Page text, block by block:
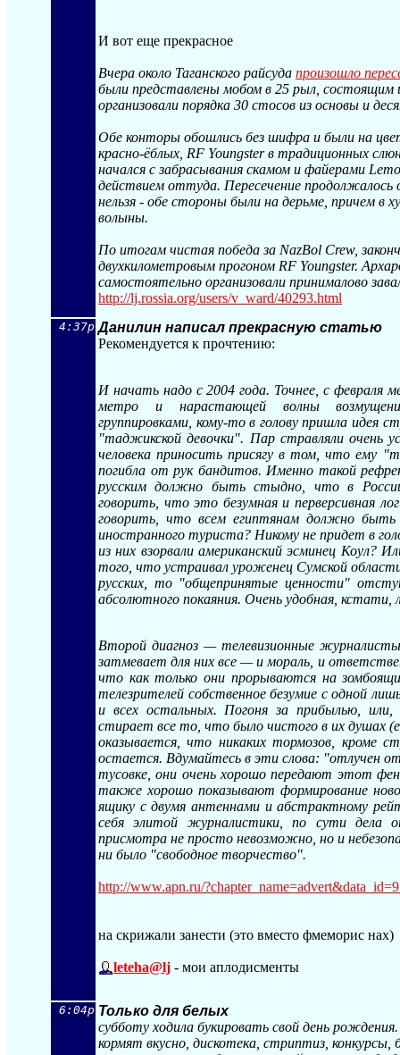
И вот еще прекрасное
Вчера около Таганского райсуда произошло
были представлены мобом в 25 рыл, состоящим
организовали порядка 30 стосов из основы и
Обе конторы обошлись без шифра и были на
красно-ёблых, RF Youngster в традиционных
начался с забрасывания скамом и файерами
действием оттуда. Пересечение
нельзя - обе стороны были на дерьме, причем в
волыны.
По итогам чистая победа за NazBol Crew,
двухкилометровым прогоном RF Youngster.
самостоятельно организовали принималово
http://lj.rossia.org/users/v_ward/40293.html
4:37p Данилин написал прекрасную статью
Рекомендуется к прочтению:
И начать надо с 2004 года. Точнее, с февраля
метро и нарастающей волны
группировками, кому-то в голову пришла идея
"таджикской девочки". Пар стравляли очень
человека приносить присягу в том, что ему
погибла от рук бандитов. Именно такой
русским должно быть стыдно, что в
говорить, что это безумная и перверсивная
говорить, что всем египтянам должно
иностранного туриста? Никому не придет в
из них взорвали американский эсминец Коул?
того, что устраивал уроженец Сумской
русских, то "общепринятые ценности"
абсолютного покаяния. Очень удобная, кстати,
Второй диагноз — телевизионные
затмевает для них все — и мораль, и
что как только они прорываются на
телезрителей собственное безумие с одной
и всех остальных. Погоня за прибылью,
стирает все то, что было чистого в их душах
оказывается, что никаких тормозов, кроме
остается. Вдумайтесь в эти слова: "отлучен
тусовке, они очень хорошо передают этот
также хорошо показывают формирование
ящику с двумя антеннами и абстрактному
себя элитой журналистики, по сути дела
присмотра не просто невозможно, но и
ни было "свободное творчество".
http://www.apn.ru/?chapter_name=advert&d
на скрижали занести (это вместо фмеморис нах)
leteha@lj - мои аплодисменты
6:04p Только для белых
субботу ходила букировать свой день
кормят вкусно, дискотека, стриптиз,